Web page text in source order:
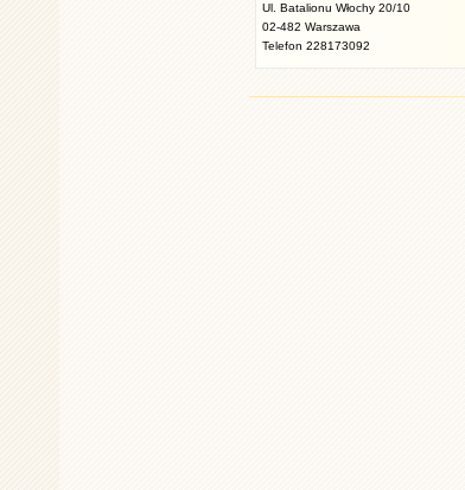
Ul. Batalionu Włochy 20/10
02-482 Warszawa
Telefon 228173092